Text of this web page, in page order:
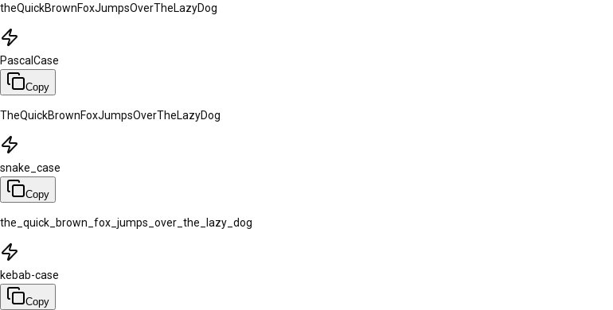
theQuickBrownFoxJumpsOverTheLazyDog
PascalCase
Copy
TheQuickBrownFoxJumpsOverTheLazyDog
snake_case
Copy
the_quick_brown_fox_jumps_over_the_lazy_dog
kebab-case
Copy